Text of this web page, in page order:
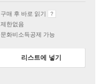
구매 후 바로 읽기
제한없음
문화비소득공제 가능
리스트에 넣기